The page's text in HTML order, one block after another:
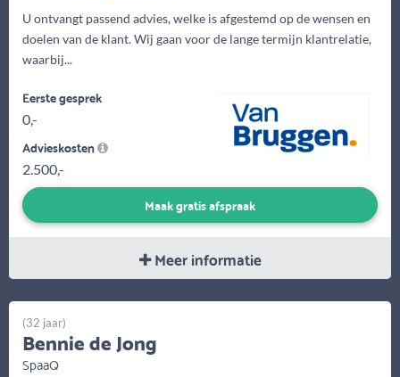
U ontvangt passend advies, welke is afgestemd op de wensen en
doelen van de klant. Wij gaan voor de lange termijn klantrelatie,
waarbij...
Eerste gesprek
0,-
Advieskosten
2.500,-
Maak gratis afspraak
Meer informatie
(32 jaar)
Bennie de Jong
SpaaQ